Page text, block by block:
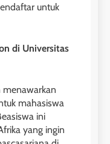
untuk
di Universitas
menawarkan
mahasiswa
ini
yang ingin